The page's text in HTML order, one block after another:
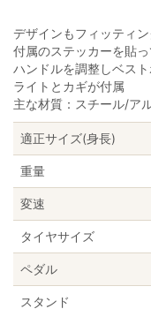
デザインもフィッティ
付属のステッカーを貼
ハンドルを調整しベス
ライトとカギが付属
主な材質：スチール/ア
適正サイズ(身長)
重量
変速
タイヤサイズ
ペダル
スタンド